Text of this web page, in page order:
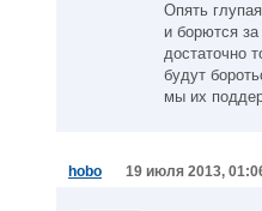
Опять
и борются
достаточно
будут
мы их
hobo 19 июля 2013,